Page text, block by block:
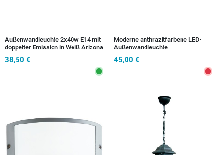
Außenwandleuchte 2x40w E14 mit
doppelter Emission in Weiß Arizona
38,50 €
Moderne anthrazitfarbene LED-
Außenwandleuchte
45,00 €